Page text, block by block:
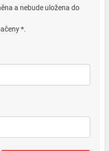
a nebude uložena do
*.